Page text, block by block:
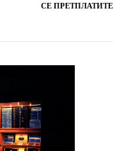
СЕ ПРЕТПЛАТИТЕ